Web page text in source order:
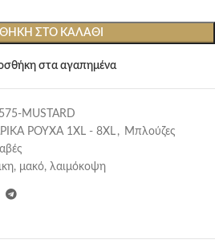
ΣΤΟ ΚΑΛΆΘΙ
στα αγαπημένα
MUSTARD
ΡΟΥΧΑ 1XL - 8XL , Μπλούζες
μακό, λαιμόκοψη